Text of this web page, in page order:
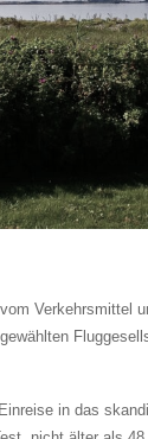
Verkehrsmittel
in das